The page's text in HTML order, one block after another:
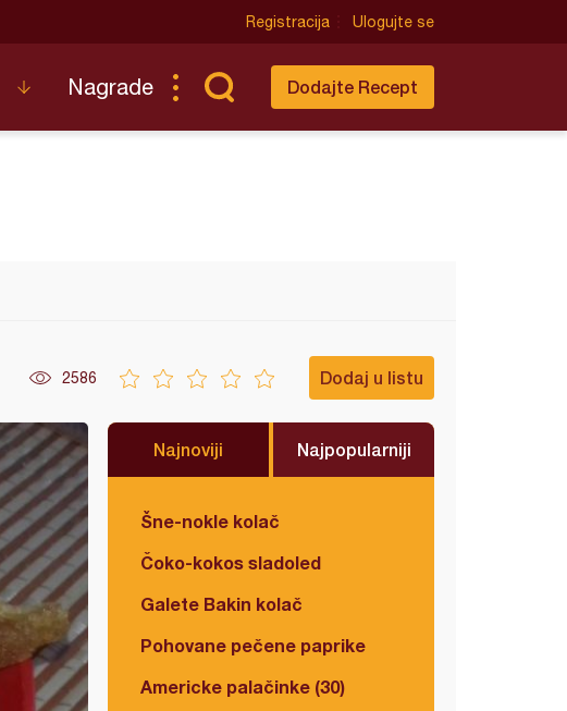
Registracija Ulogujte se
Nagrade Dodajte Recept
2586 Dodaj u listu
Najnoviji Najpopularniji
Šne-nokle kolač
Čoko-kokos sladoled
Galete Bakin kolač
Pohovane pečene paprike
Americke palačinke (30)